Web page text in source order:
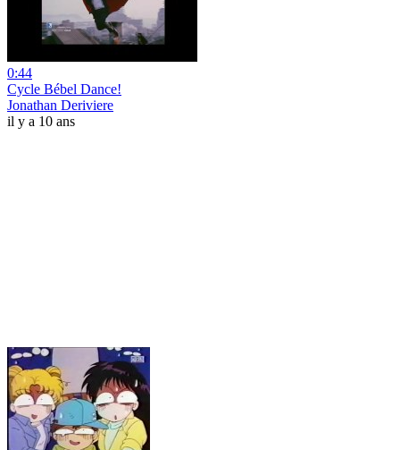
0:44
Cycle Bébel Dance!
Jonathan Deriviere
il y a 10 ans